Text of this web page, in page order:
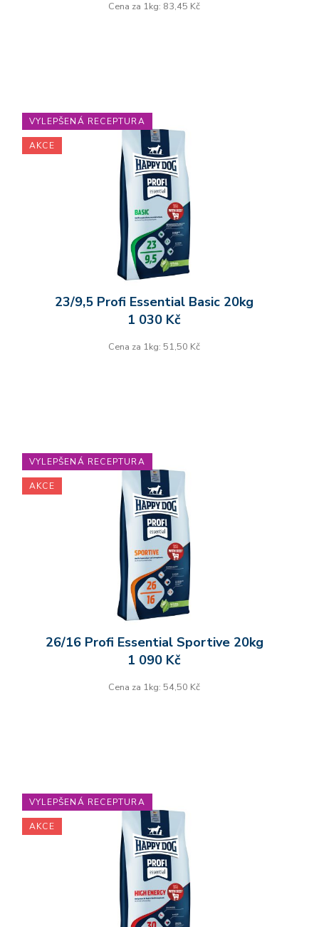
Cena za 1kg: 83,45 Kč
23/9,5 Profi Essential Basic 20kg
1 030 Kč
Cena za 1kg: 51,50 Kč
VYLEPŠENÁ RECEPTURA
AKCE
26/16 Profi Essential Sportive 20kg
1 090 Kč
Cena za 1kg: 54,50 Kč
VYLEPŠENÁ RECEPTURA
AKCE
VYLEPŠENÁ RECEPTURA
AKCE